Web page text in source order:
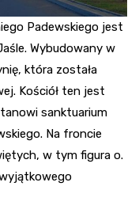
Padewskiego jest
Wybudowany w
która została
Kościół ten jest
sanktuarium
Na froncie
w tym figura o.